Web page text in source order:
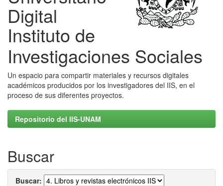
Digital
Instituto de
Investigaciones Sociales
Un espacio para compartir materiales y recursos digitales
académicos producidos por los investigadores del IIS, en el
proceso de sus diferentes proyectos.
Repositorio del IIS-UNAM
Buscar
Buscar: